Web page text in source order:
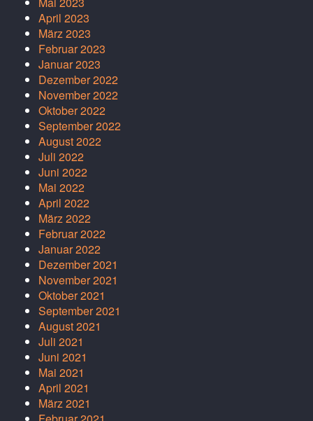
April 2023
März 2023
Februar 2023
Januar 2023
Dezember 2022
November 2022
Oktober 2022
September 2022
August 2022
Juli 2022
Juni 2022
Mai 2022
April 2022
März 2022
Februar 2022
Januar 2022
Dezember 2021
November 2021
Oktober 2021
September 2021
August 2021
Juli 2021
Juni 2021
Mai 2021
April 2021
März 2021